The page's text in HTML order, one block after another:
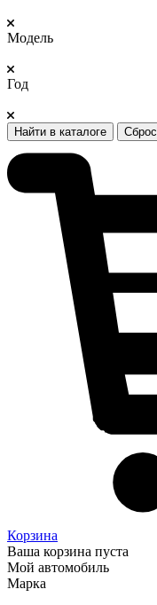
Модель
Год
Найти в каталоге
Корзина
Ваша корзина пуста
Мой автомобиль
Марка